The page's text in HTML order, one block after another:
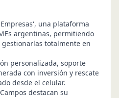
una plataforma
argentinas, permitiendo
totalmente en
personalizada, soporte
con inversión y rescate
desde el celular.
destacan su